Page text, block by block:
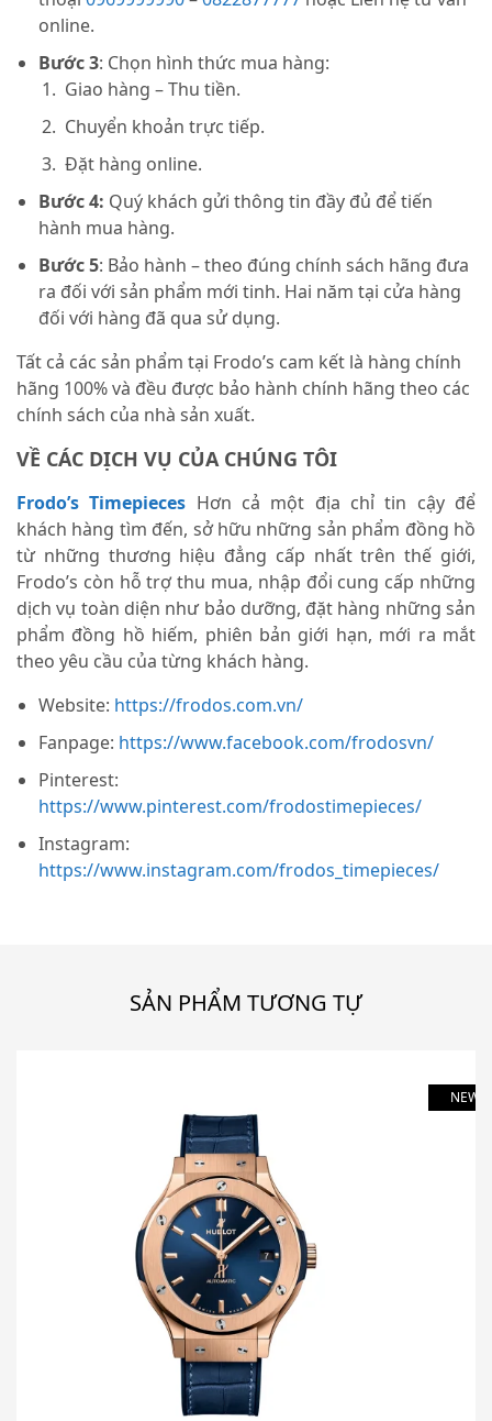
online.
Bước 3: Chọn hình thức mua hàng:
Giao hàng – Thu tiền.
Chuyển khoản trực tiếp.
Đặt hàng online.
Bước 4: Quý khách gửi thông tin đầy đủ để tiến
hành mua hàng.
Bước 5: Bảo hành – theo đúng chính sách hãng đưa
ra đối với sản phẩm mới tinh. Hai năm tại cửa hàng
đối với hàng đã qua sử dụng.
Tất cả các sản phẩm tại Frodo’s cam kết là hàng chính
hãng 100% và đều được bảo hành chính hãng theo các
chính sách của nhà sản xuất.
VỀ CÁC DỊCH VỤ CỦA CHÚNG TÔI
Frodo’s Timepieces Hơn cả một địa chỉ tin cậy để
khách hàng tìm đến, sở hữu những sản phẩm đồng hồ
từ những thương hiệu đẳng cấp nhất trên thế giới,
Frodo’s còn hỗ trợ thu mua, nhập đổi cung cấp những
dịch vụ toàn diện như bảo dưỡng, đặt hàng những sản
phẩm đồng hồ hiếm, phiên bản giới hạn, mới ra mắt
theo yêu cầu của từng khách hàng.
Website: https://frodos.com.vn/
Fanpage: https://www.facebook.com/frodosvn/
Pinterest:
https://www.pinterest.com/frodostimepieces/
Instagram:
https://www.instagram.com/frodos_timepieces/
SẢN PHẨM TƯƠNG TỰ
NEW